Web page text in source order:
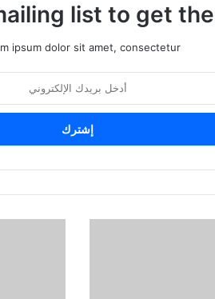
list to get
ipsum dolor sit amet, consectetur.